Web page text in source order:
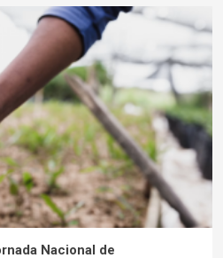
Nacional de